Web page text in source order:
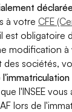
à votre CFE
est obligatoire
modification à
des sociétés,
l'INSEE
lors de